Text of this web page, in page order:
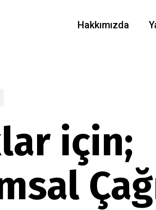
Hakkımızda
için;